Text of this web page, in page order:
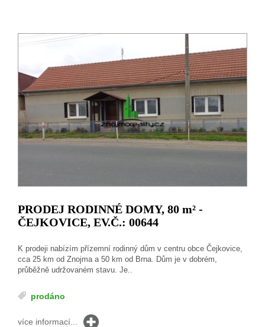
PRODEJ RODINNÉ DOMY, 80 m² -
ČEJKOVICE, EV.Č.: 00644
K prodeji nabízím přízemní rodinný dům v centru obce Čejkovice,
cca 25 km od Znojma a 50 km od Brna. Dům je v dobrém,
průběžně udržovaném stavu. Je..
prodáno
více informací...